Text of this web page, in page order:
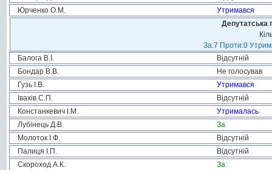
Юрченко О.М.
Утримався
Депутатська
За:7 Проти:0
Балога В.І.
Відсутній
Бондар В.В.
Не голосував
Гузь І.В.
Утримався
Івахів С.П.
Відсутній
Констанкевич І.М.
Утрималась
Лубінець Д.В.
За
Молоток І.Ф.
Відсутній
Палиця І.П.
Відсутній
Скороход А.К.
За